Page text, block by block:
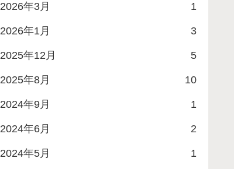
2026年3月 1
2026年1月 3
2025年12月 5
2025年8月 10
2024年9月 1
2024年6月 2
2024年5月 1